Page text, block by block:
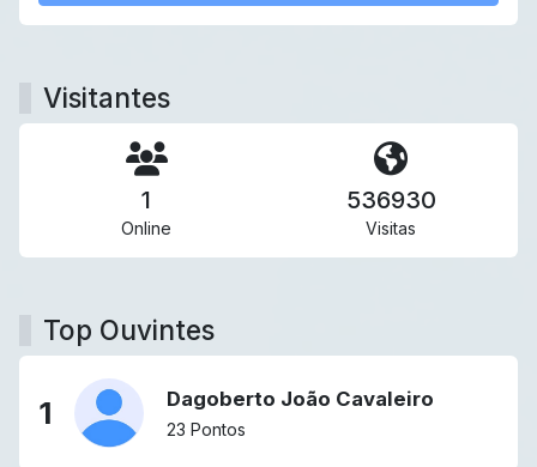
Visitantes
1
Online
536930
Visitas
Top Ouvintes
1 Dagoberto João Cavaleiro
23 Pontos